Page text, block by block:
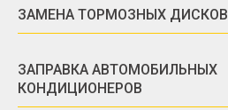
ЗАМЕНА ТОРМОЗНЫХ ДИСКОВ
ЗАПРАВКА АВТОМОБИЛЬНЫХ
КОНДИЦИОНЕРОВ